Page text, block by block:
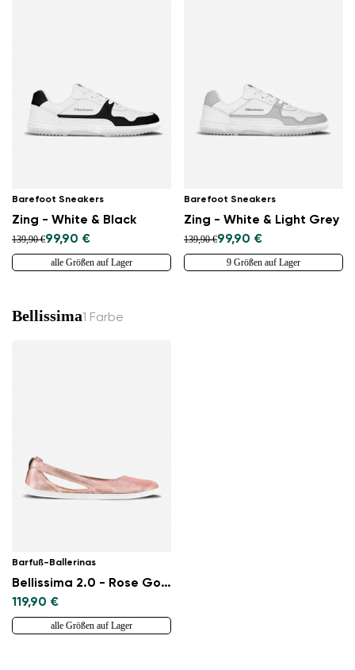
Barefoot Sneakers
Zing - White & Black
139,90 €99,90 €
alle Größen auf Lager
Barefoot Sneakers
Zing - White & Light Grey
139,90 €99,90 €
9 Größen auf Lager
Bellissima1 Farbe
Barfuß-Ballerinas
Bellissima 2.0 - Rose Gold
119,90 €
alle Größen auf Lager